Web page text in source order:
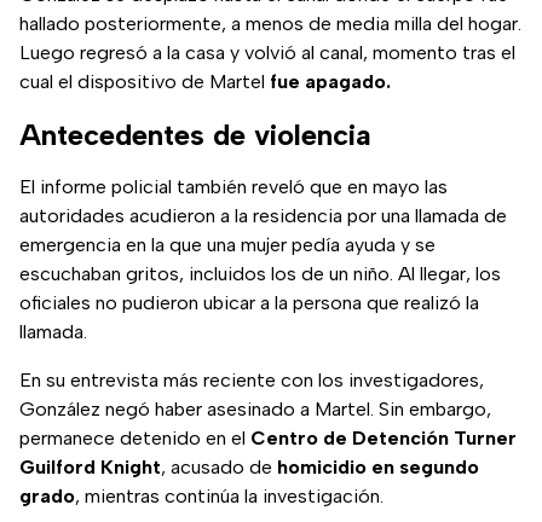
hallado posteriormente, a menos de media milla del hogar.
Luego regresó a la casa y volvió al canal, momento tras el
cual el dispositivo de Martel fue apagado.
Antecedentes de violencia
El informe policial también reveló que en mayo las
autoridades acudieron a la residencia por una llamada de
emergencia en la que una mujer pedía ayuda y se
escuchaban gritos, incluidos los de un niño. Al llegar, los
oficiales no pudieron ubicar a la persona que realizó la
llamada.
En su entrevista más reciente con los investigadores,
González negó haber asesinado a Martel. Sin embargo,
permanece detenido en el Centro de Detención Turner
Guilford Knight, acusado de homicidio en segundo
grado, mientras continúa la investigación.